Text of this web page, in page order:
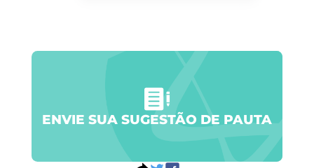
ENVIE SUA SUGESTÃO DE PAUTA